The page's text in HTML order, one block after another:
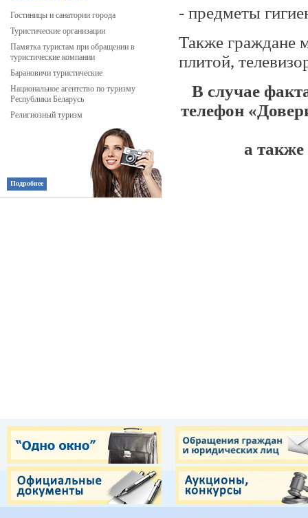
Гостиницы и санатории города
Туристические организации
Памятка туристам при обращении в
туристические компании
Барановичи туристические
Национальное агентство по туризму
Республики Беларусь
Религиозный туризм
Подробнее
- предметы
Также граждане
плитой,
В случае
телефон
а также